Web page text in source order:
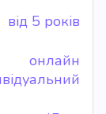
від 5 років
онлайн